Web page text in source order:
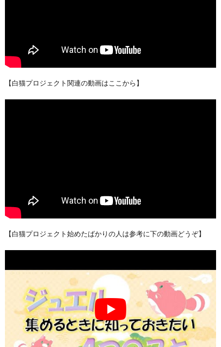
【白猫プロジェクト関連の動画はここから】
【白猫プロジェクト始めたばかりの人は参考に下の動画どうぞ】